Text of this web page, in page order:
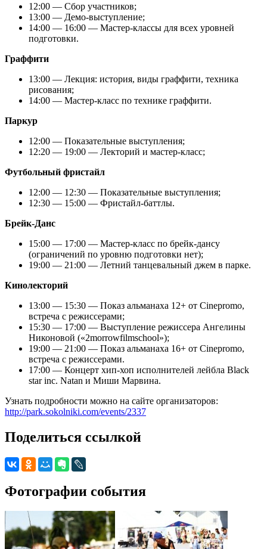
12:00 — Сбор участников;
13:00 — Демо-выступление;
14:00 — 16:00 — Мастер-классы для всех уровней
подготовки.
Граффити
13:00 — Лекция: история, виды граффити, техника
рисования;
14:00 — Мастер-класс по технике граффити.
Паркур
12:00 — Показательные выступления;
12:20 — 19:00 — Лекторий и мастер-класс;
Футбольный фристайл
12:00 — 12:30 — Показательные выступления;
12:30 — 15:00 — Фристайл-баттлы.
Брейк-Данс
15:00 — 17:00 — Мастер-класс по брейк-дансу
(ограничений по уровню подготовки нет);
19:00 — 21:00 — Летний танцевальный джем в парке.
Кинолекторий
13:00 — 15:30 — Показ альманаха 12+ от Cinepromo,
встреча с режиссерами;
15:30 — 17:00 — Выступление режиссера Ангелины
Никоновой («2morrowfilmschool»);
19:00 — 21:00 — Показ альманаха 16+ от Cinepromo,
встреча с режиссерами.
17:00 — Концерт хип-хоп исполнителей лейбла Black
star inc. Natan и Миши Марвина.
Узнать подробности можно на сайте организаторов:
http://park.sokolniki.com/events/2337
Поделиться ссылкой
Фотографии события